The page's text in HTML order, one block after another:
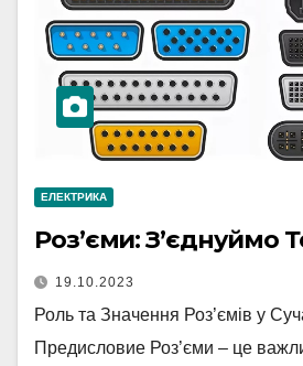
ЕЛЕКТРИКА
Роз’єми: З’єднуймо
19.10.2023
Роль та Значення Роз’ємів у
Предисловие Роз’єми – це